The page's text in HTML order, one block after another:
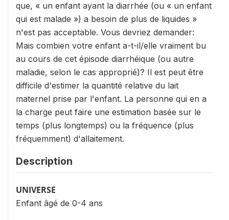
que, « un enfant ayant la diarrhée (ou « un enfant
qui est malade ») a besoin de plus de liquides »
n'est pas acceptable. Vous devriez demander:
Mais combien votre enfant a-t-il/elle vraiment bu
au cours de cet épisode diarrhéique (ou autre
maladie, selon le cas approprié)? Il est peut être
difficile d'estimer la quantité relative du lait
maternel prise par l'enfant. La personne qui en a
la charge peut faire une estimation basée sur le
temps (plus longtemps) ou la fréquence (plus
fréquemment) d'allaitement.
Description
UNIVERSE
Enfant âgé de 0-4 ans